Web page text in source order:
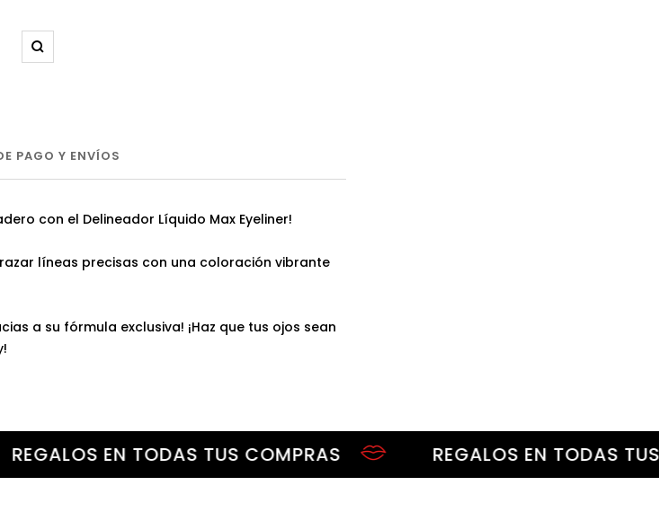
Zoom
PAGO Y ENVÍOS
con el Delineador Líquido Max Eyeliner!
líneas precisas con una coloración vibrante
a su fórmula exclusiva! ¡Haz que tus ojos sean
EN TODAS TUS COMPRAS REGALOS EN TODAS TUS